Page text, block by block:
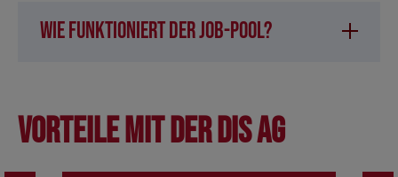
Wie funktioniert der Job-Pool?
Vorteile mit der DIS AG